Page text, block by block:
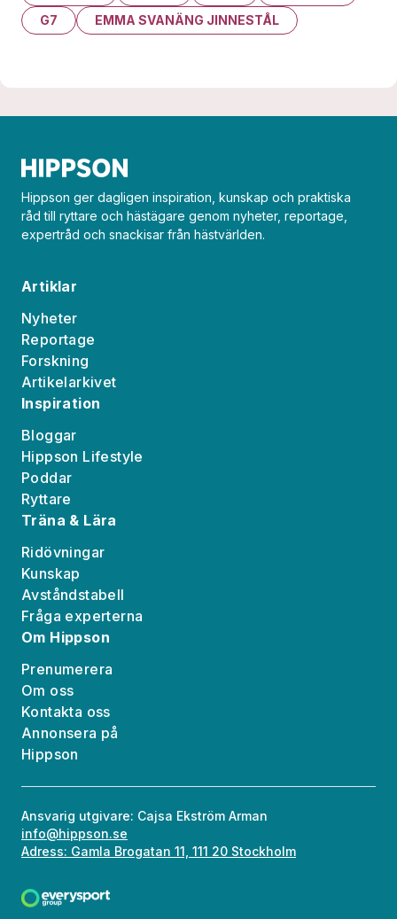
G7
EMMA SVANÄNG JINNESTÅL
Hippson ger dagligen inspiration, kunskap och praktiska
råd till ryttare och hästägare genom nyheter, reportage,
expertråd och snackisar från hästvärlden.
Artiklar
Nyheter
Reportage
Forskning
Artikelarkivet
Inspiration
Bloggar
Hippson Lifestyle
Poddar
Ryttare
Träna & Lära
Ridövningar
Kunskap
Avståndstabell
Fråga experterna
Om Hippson
Prenumerera
Om oss
Kontakta oss
Annonsera på
Hippson
Ansvarig utgivare: Cajsa Ekström Arman
info@hippson.se
Adress: Gamla Brogatan 11, 111 20 Stockholm